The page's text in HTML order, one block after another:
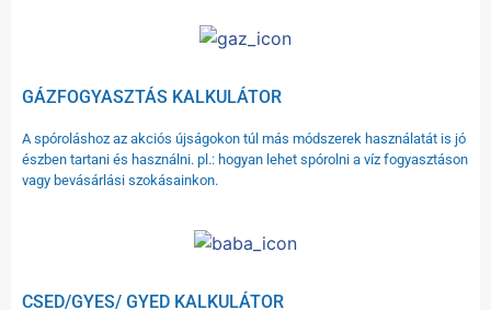
GÁZFOGYASZTÁS KALKULÁTOR
A spóroláshoz az akciós újságokon túl más módszerek használatát is jó
észben tartani és használni. pl.: hogyan lehet spórolni a víz fogyasztáson
vagy bevásárlási szokásainkon.
CSED/GYES/ GYED KALKULÁTOR